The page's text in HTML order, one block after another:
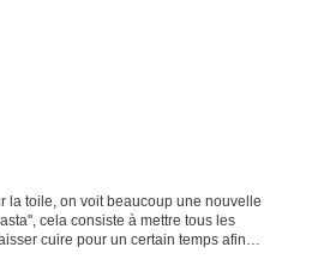
la toile, on voit beaucoup une nouvelle
cela consiste à mettre tous les
cuire pour un certain temps afin